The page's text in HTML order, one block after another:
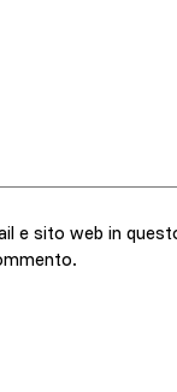
e sito web in